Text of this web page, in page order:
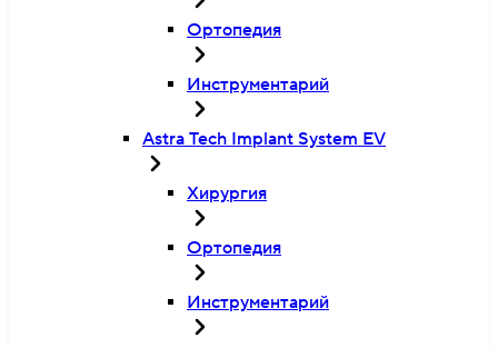
Ортопедия
Инструментарий
Astra Tech Implant System EV
Хирургия
Ортопедия
Инструментарий